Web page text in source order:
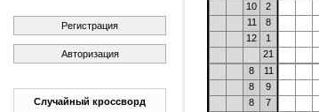
Регистрация
Авторизация
Случайный кроссворд
10
2
11
8
12
1
21
8
11
8
9
8
7